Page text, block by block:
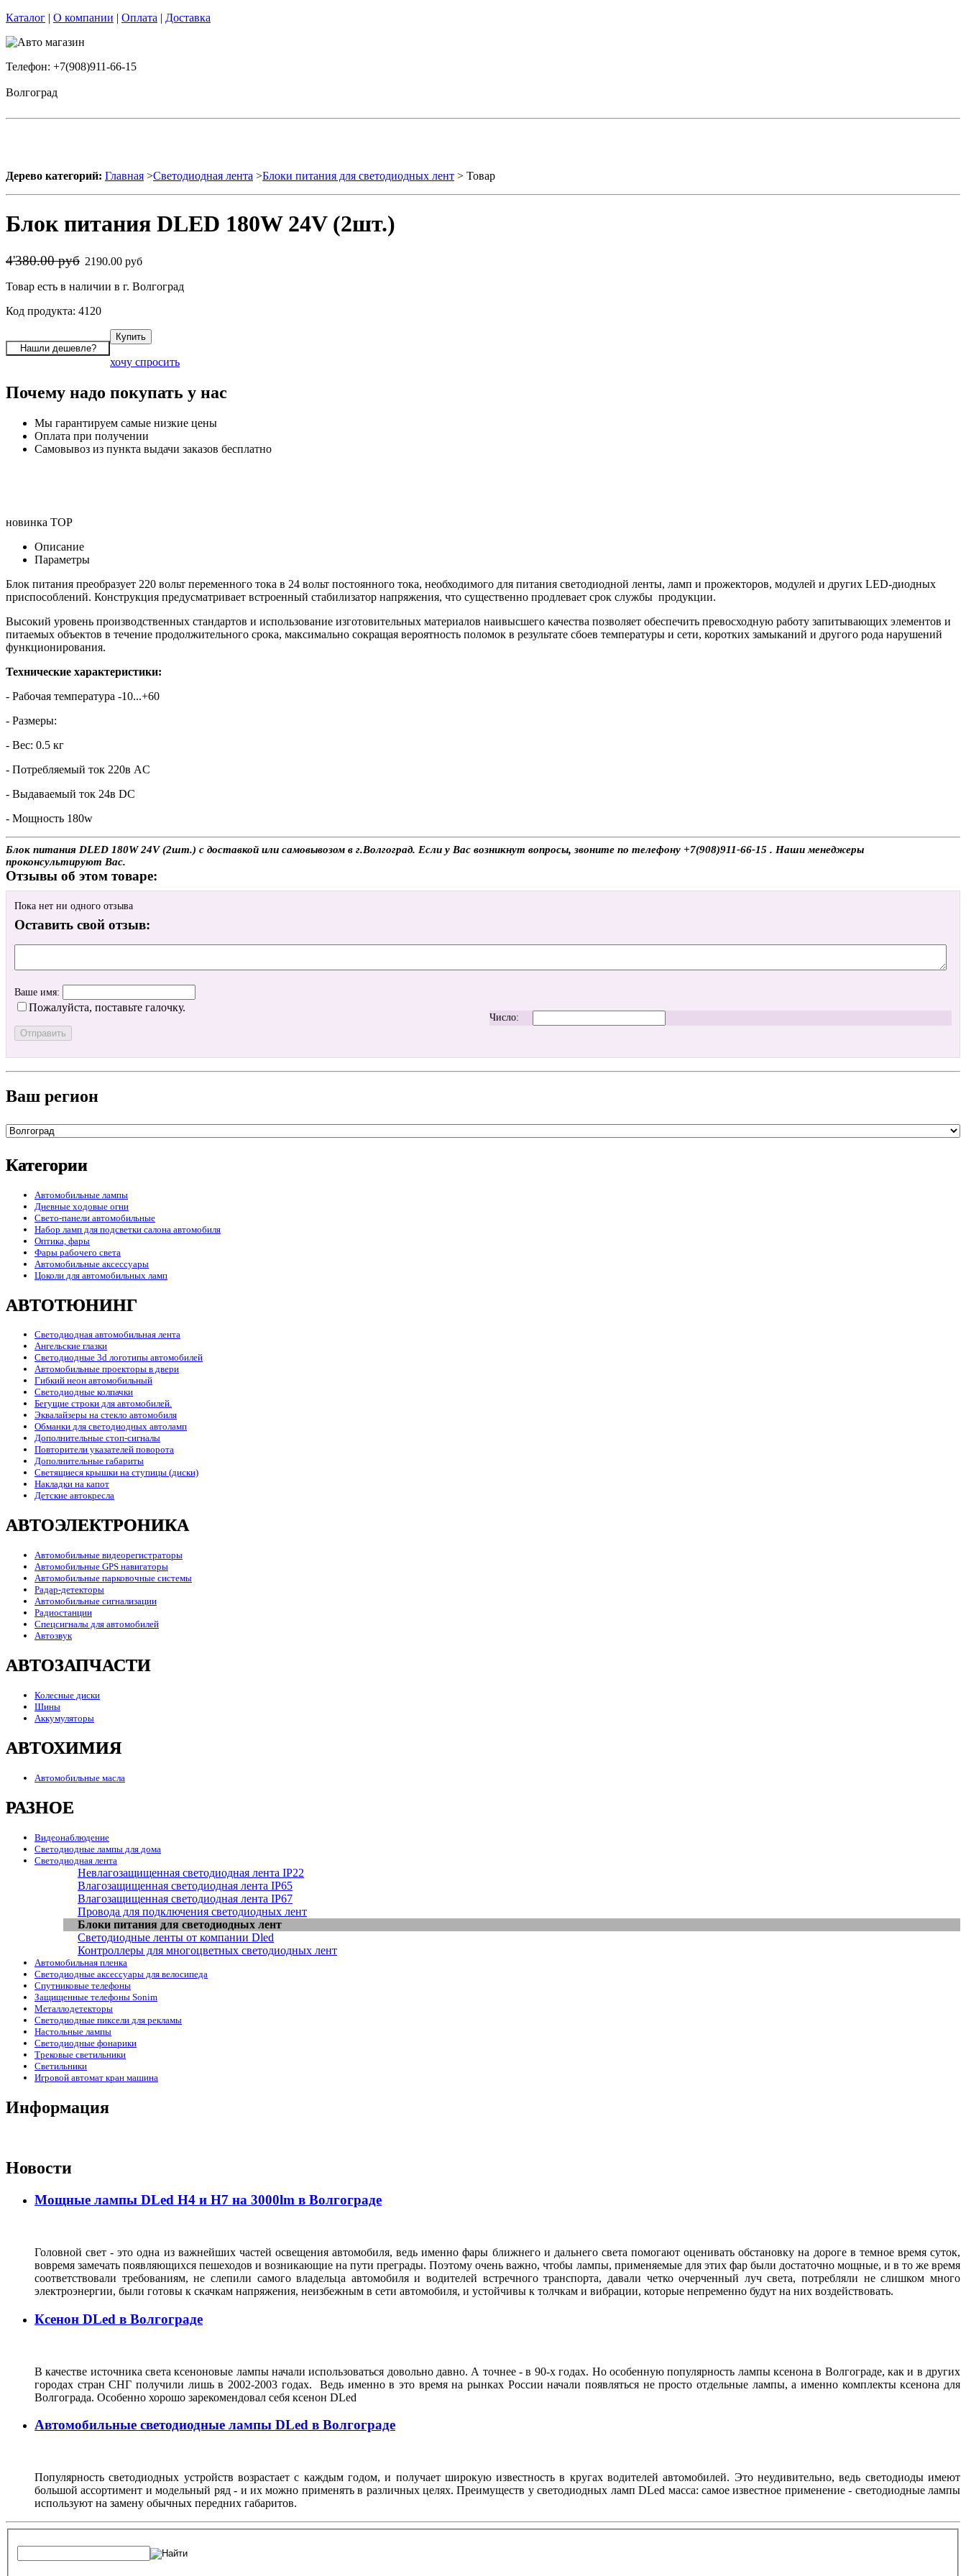
Каталог | О компании | Оплата | Доставка
Телефон: +7(908)911-66-15
Волгоград
Дерево категорий: Главная >Светодиодная лента >Блоки питания для светодиодных лент > Товар
Блок питания DLED 180W 24V (2шт.)
4'380.00 руб 2190.00 руб
Товар есть в наличии в г. Волгоград
Код продукта: 4120
хочу спросить
Почему надо покупать у нас
Мы гарантируем самые низкие цены
Оплата при получении
Самовывоз из пункта выдачи заказов бесплатно
новинка TOP
Описание
Параметры
Блок питания преобразует 220 вольт переменного тока в 24 вольт постоянного тока, необходимого для питания светодиодной ленты, ламп и прожекторов, модулей и других LED-диодных
приспособлений. Конструкция предусматривает встроенный стабилизатор напряжения, что существенно продлевает срок службы продукции.
Высокий уровень производственных стандартов и использование изготовительных материалов наивысшего качества позволяет обеспечить превосходную работу запитывающих элементов и
питаемых объектов в течение продолжительного срока, максимально сокращая вероятность поломок в результате сбоев температуры и сети, коротких замыканий и другого рода нарушений
функционирования.
Технические характеристики:
- Рабочая температура -10...+60
- Размеры:
- Вес: 0.5 кг
- Потребляемый ток 220в AC
- Выдаваемый ток 24в DC
- Мощность 180w
Блок питания DLED 180W 24V (2шт.) с доставкой или самовывозом в г.Волгоград. Если у Вас возникнут вопросы, звоните по телефону +7(908)911-66-15 . Наши менеджеры
проконсультируют Вас.
Отзывы об этом товаре:
Пока нет ни одного отзыва
Оставить свой отзыв:
Ваше имя:
Пожалуйста, поставьте галочку.
Число:
Ваш регион
Категории
Автомобильные лампы
Дневные ходовые огни
Свето-панели автомобильные
Набор ламп для подсветки салона автомобиля
Оптика, фары
Фары рабочего света
Автомобильные аксессуары
Цоколи для автомобильных ламп
АВТОТЮНИНГ
Светодиодная автомобильная лента
Ангельские глазки
Светодиодные 3d логотипы автомобилей
Автомобильные проекторы в двери
Гибкий неон автомобильный
Светодиодные колпачки
Бегущие строки для автомобилей.
Эквалайзеры на стекло автомобиля
Обманки для светодиодных автоламп
Дополнительные стоп-сигналы
Повторители указателей поворота
Дополнительные габариты
Светящиеся крышки на ступицы (диски)
Накладки на капот
Детские автокресла
АВТОЭЛЕКТРОНИКА
Автомобильные видеорегистраторы
Автомобильные GPS навигаторы
Автомобильные парковочные системы
Радар-детекторы
Автомобильные сигнализации
Радиостанции
Спецсигналы для автомобилей
Автозвук
АВТОЗАПЧАСТИ
Колесные диски
Шины
Аккумуляторы
АВТОХИМИЯ
Автомобильные масла
РАЗНОЕ
Видеонаблюдение
Светодиодные лампы для дома
Светодиодная лента
Невлагозащищенная светодиодная лента IP22
Влагозащищенная светодиодная лента IP65
Влагозащищенная светодиодная лента IP67
Провода для подключения светодиодных лент
Блоки питания для светодиодных лент
Светодиодные ленты от компании Dled
Контроллеры для многоцветных светодиодных лент
Автомобильная пленка
Светодиодные аксессуары для велосипеда
Спутниковые телефоны
Защищенные телефоны Sonim
Металлодетекторы
Светодиодные пиксели для рекламы
Настольные лампы
Светодиодные фонарики
Трековые светильники
Светильники
Игровой автомат кран машина
Информация
Новости
Мощные лампы DLed H4 и H7 на 3000lm в Волгограде
Головной свет - это одна из важнейших частей освещения автомобиля, ведь именно фары ближнего и дальнего света помогают оценивать обстановку на дороге в темное время суток,
вовремя замечать появляющихся пешеходов и возникающие на пути преграды. Поэтому очень важно, чтобы лампы, применяемые для этих фар были достаточно мощные, и в то же время
соответствовали требованиям, не слепили самого владельца автомобиля и водителей встречного транспорта, давали четко очерченный луч света, потребляли не слишком много
электроэнергии, были готовы к скачкам напряжения, неизбежным в сети автомобиля, и устойчивы к толчкам и вибрации, которые непременно будут на них воздействовать.
Ксенон DLed в Волгограде
В качестве источника света ксеноновые лампы начали использоваться довольно давно. А точнее - в 90-х годах. Но особенную популярность лампы ксенона в Волгограде, как и в других
городах стран СНГ получили лишь в 2002-2003 годах. Ведь именно в это время на рынках России начали появляться не просто отдельные лампы, а именно комплекты ксенона для
Волгограда. Особенно хорошо зарекомендовал себя ксенон DLed
Автомобильные светодиодные лампы DLed в Волгограде
Популярность светодиодных устройств возрастает с каждым годом, и получает широкую известность в кругах водителей автомобилей. Это неудивительно, ведь светодиоды имеют
большой ассортимент и модельный ряд - и их можно применять в различных целях. Преимуществ у светодиодных ламп DLed масса: самое известное применение - светодиодные лампы
используют на замену обычных передних габаритов.